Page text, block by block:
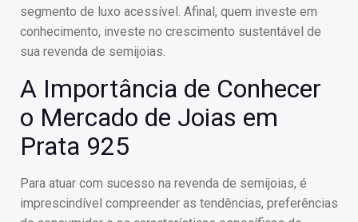
segmento de luxo acessível. Afinal, quem investe em
conhecimento, investe no crescimento sustentável de
sua revenda de semijoias.
A Importância de Conhecer
o Mercado de Joias em
Prata 925
Para atuar com sucesso na revenda de semijoias, é
imprescindível compreender as tendências, preferências